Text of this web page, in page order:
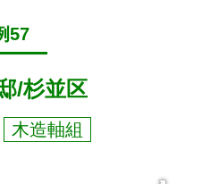
57
/杉並区
木造軸組